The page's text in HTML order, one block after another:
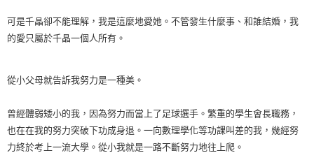
可是千晶卻不能理解，我是這麼地愛她。不管發生什麼事、和誰結婚，我
的愛只屬於千晶一個人所有。
從小父母就告訴我努力是一種美。
曾經體弱矮小的我，因為努力而當上了足球選手。繁重的學生會長職務，
也在在我的努力突破下功成身退。一向數理學化等功課叫差的我，幾經努
力終於考上一流大學。從小我就是一路不斷努力地往上爬。